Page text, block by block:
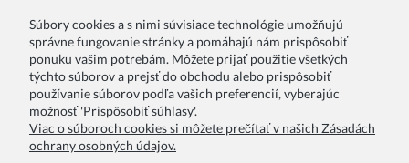
Detský baret Paris Rouge z akrylu premium
9,50 €
Súbory cookies a s nimi súvisiace technológie umožňujú
správne fungovanie stránky a pomáhajú nám prispôsobiť
ponuku vašim potrebám. Môžete prijať použitie všetkých
týchto súborov a prejsť do obchodu alebo prispôsobiť
používanie súborov podľa vašich preferencií, vyberajúc
možnosť 'Prispôsobiť súhlasy'.
Viac o súboroch cookies si môžete prečítať v našich Zásadách
ochrany osobných údajov.